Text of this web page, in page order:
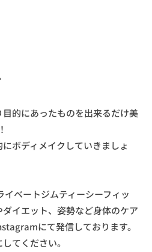
的にあったものを出来るだけ美
ボディメイクしていきましょ
イベートジムティーシーフィッ
イエット、姿勢など身体のケア
にて発信しております。
てください。